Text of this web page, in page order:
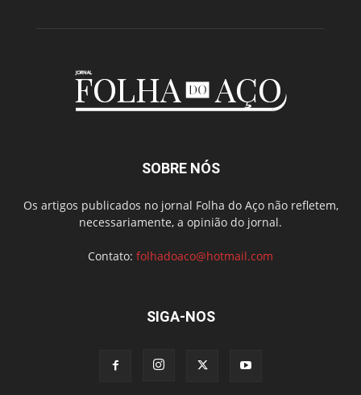
SOBRE NÓS
Os artigos publicados no jornal Folha do Aço não refletem,
necessariamente, a opinião do jornal.
Contato: folhadoaco@hotmail.com
SIGA-NOS